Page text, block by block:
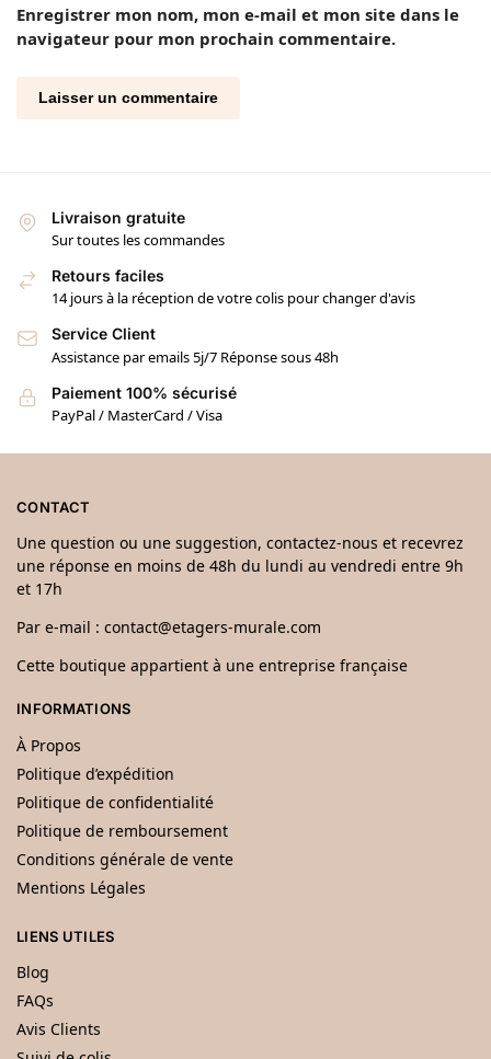
Enregistrer mon nom, mon e-mail et mon site dans le
navigateur pour mon prochain commentaire.
Livraison gratuite
Sur toutes les commandes
Retours faciles
14 jours à la réception de votre colis pour changer d'avis
Service Client
Assistance par emails 5j/7 Réponse sous 48h
Paiement 100% sécurisé
PayPal / MasterCard / Visa
CONTACT
Une question ou une suggestion, contactez-nous et recevrez
une réponse en moins de 48h du lundi au vendredi entre 9h
et 17h
Par e-mail : contact@etagers-murale.com
Cette boutique appartient à une entreprise française
INFORMATIONS
À Propos
Politique d’expédition
Politique de confidentialité
Politique de remboursement
Conditions générale de vente
Mentions Légales
LIENS UTILES
Blog
FAQs
Avis Clients